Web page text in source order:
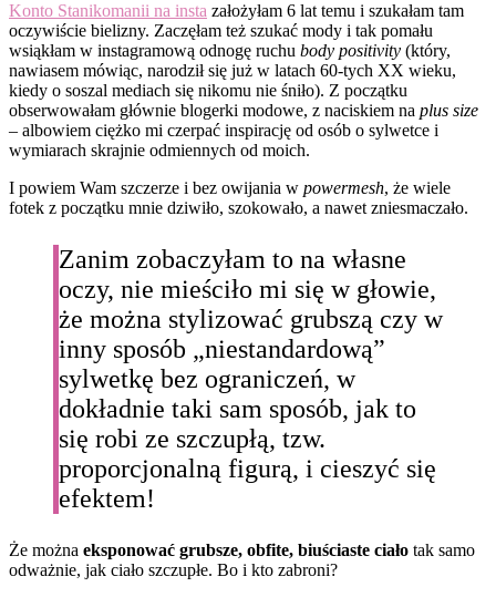
Konto Stanikomanii na insta założyłam 6 lat temu i szukałam tam
oczywiście bielizny. Zaczęłam też szukać mody i tak pomału
wsiąkłam w instagramową odnogę ruchu body positivity (który,
nawiasem mówiąc, narodził się już w latach 60-tych XX wieku,
kiedy o soszal mediach się nikomu nie śniło). Z początku
obserwowałam głównie blogerki modowe, z naciskiem na plus size
– albowiem ciężko mi czerpać inspirację od osób o sylwetce i
wymiarach skrajnie odmiennych od moich.
I powiem Wam szczerze i bez owijania w powermesh, że wiele
fotek z początku mnie dziwiło, szokowało, a nawet zniesmaczało.
Zanim zobaczyłam to na własne
oczy, nie mieściło mi się w głowie,
że można stylizować grubszą czy w
inny sposób „niestandardową”
sylwetkę bez ograniczeń, w
dokładnie taki sam sposób, jak to
się robi ze szczupłą, tzw.
proporcjonalną figurą, i cieszyć się
efektem!
Że można eksponować grubsze, obfite, biuściaste ciało tak samo
odważnie, jak ciało szczupłe. Bo i kto zabroni?